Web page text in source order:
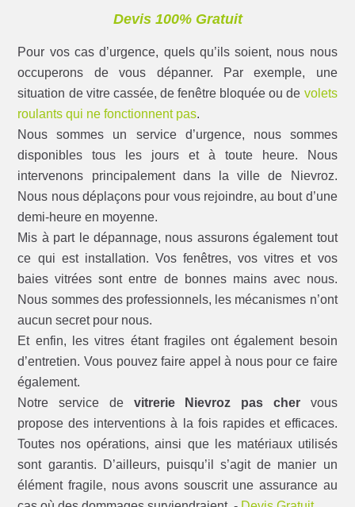
Devis 100% Gratuit
Pour vos cas d’urgence, quels qu’ils soient, nous nous
occuperons de vous dépanner. Par exemple, une
situation de vitre cassée, de fenêtre bloquée ou de volets
roulants qui ne fonctionnent pas.
Nous sommes un service d’urgence, nous sommes
disponibles tous les jours et à toute heure. Nous
intervenons principalement dans la ville de Nievroz.
Nous nous déplaçons pour vous rejoindre, au bout d’une
demi-heure en moyenne.
Mis à part le dépannage, nous assurons également tout
ce qui est installation. Vos fenêtres, vos vitres et vos
baies vitrées sont entre de bonnes mains avec nous.
Nous sommes des professionnels, les mécanismes n’ont
aucun secret pour nous.
Et enfin, les vitres étant fragiles ont également besoin
d’entretien. Vous pouvez faire appel à nous pour ce faire
également.
Notre service de vitrerie Nievroz pas chervous
propose des interventions à la fois rapides et efficaces.
Toutes nos opérations, ainsi que les matériaux utilisés
sont garantis. D’ailleurs, puisqu’il s’agit de manier un
élément fragile, nous avons souscrit une assurance au